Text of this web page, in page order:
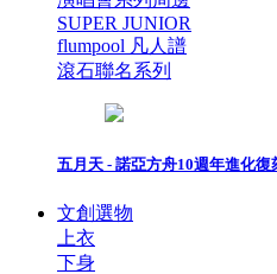
SUPER JUNIOR
flumpool 凡人譜
滾石聯名系列
五月天 - 諾亞方舟10週年進化
文創選物
上衣
下身